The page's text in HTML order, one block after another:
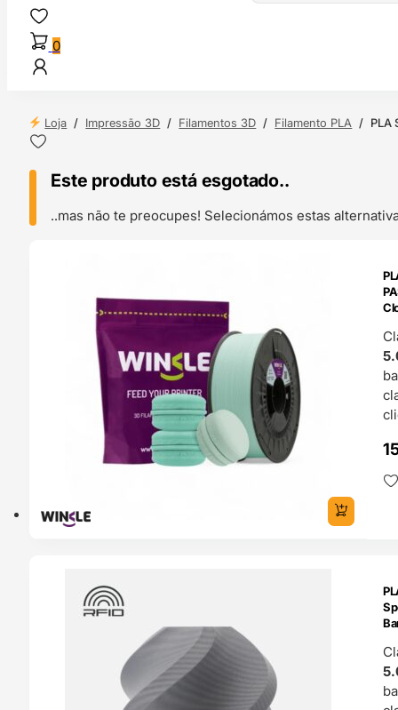
0
Loja / Impressão 3D / Filamentos 3D / Filamento PLA / PLA
Este produto está esgotado..
..mas não te preocupes! Selecionámos estas